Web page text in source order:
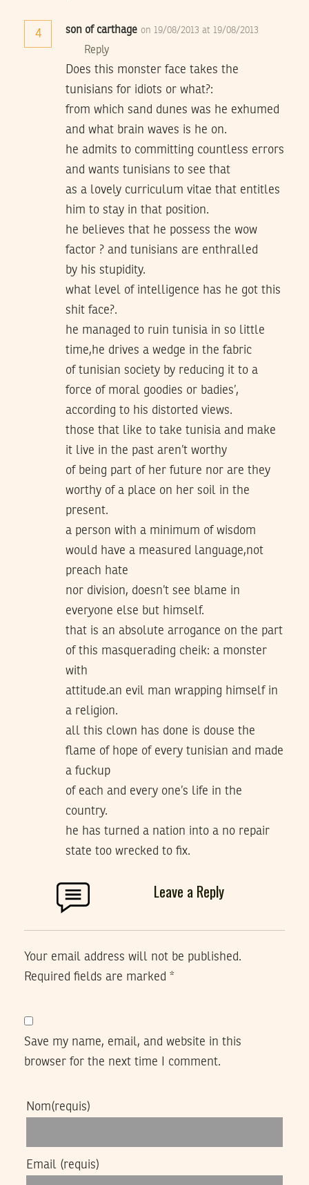
4 son of carthage on 19/08/2013 at 19/08/2013
Reply
Does this monster face takes the
tunisians for idiots or what?:
from which sand dunes was he exhumed
and what brain waves is he on.
he admits to committing countless errors
and wants tunisians to see that
as a lovely curriculum vitae that entitles
him to stay in that position.
he believes that he possess the wow
factor ? and tunisians are enthralled
by his stupidity.
what level of intelligence has he got this
shit face?.
he managed to ruin tunisia in so little
time,he drives a wedge in the fabric
of tunisian society by reducing it to a
force of moral goodies or badies’,
according to his distorted views.
those that like to take tunisia and make
it live in the past aren’t worthy
of being part of her future nor are they
worthy of a place on her soil in the
present.
a person with a minimum of wisdom
would have a measured language,not
preach hate
nor division, doesn’t see blame in
everyone else but himself.
that is an absolute arrogance on the part
of this masquerading cheik: a monster
with
attitude.an evil man wrapping himself in
a religion.
all this clown has done is douse the
flame of hope of every tunisian and made
a fuckup
of each and every one’s life in the
country.
he has turned a nation into a no repair
state too wrecked to fix.
Leave a Reply
Your email address will not be published.
Required fields are marked *
Save my name, email, and website in this
browser for the next time I comment.
Nom(requis)
Email (requis)